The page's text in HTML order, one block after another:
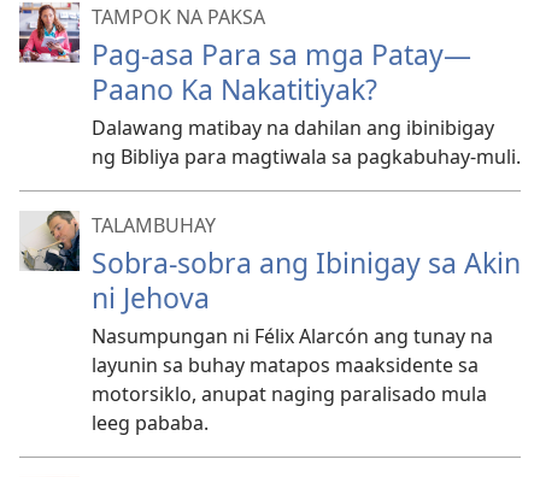
TAMPOK NA PAKSA
Pag-asa Para sa mga Patay—
Paano Ka Nakatitiyak?
Dalawang matibay na dahilan ang ibinibigay
ng Bibliya para magtiwala sa pagkabuhay-muli.
TALAMBUHAY
Sobra-sobra ang Ibinigay sa Akin
ni Jehova
Nasumpungan ni Félix Alarcón ang tunay na
layunin sa buhay matapos maaksidente sa
motorsiklo, anupat naging paralisado mula
leeg pababa.